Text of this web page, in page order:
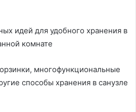
многофункциональные
способы хранения в санузле